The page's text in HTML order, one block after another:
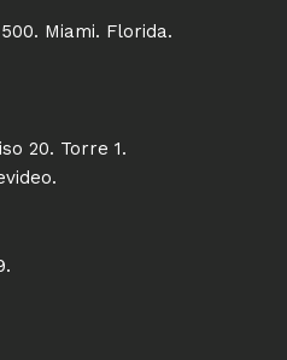
Miami. Florida.
20. Torre 1.